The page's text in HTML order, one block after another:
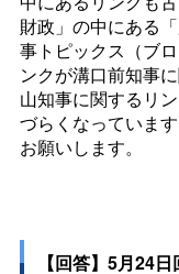
財政」の中にある
事トピックス（ブ
ンクが溝口前知事
山知事に関するリ
づらくなっていま
お願いします。
【回答】5月24